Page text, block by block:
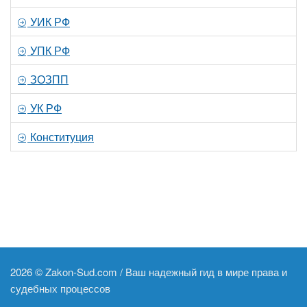
УИК РФ
УПК РФ
ЗОЗПП
УК РФ
Конституция
2026 ©Zakon-Sud.com / Ваш надежный гид в мире права и
судебных процессов